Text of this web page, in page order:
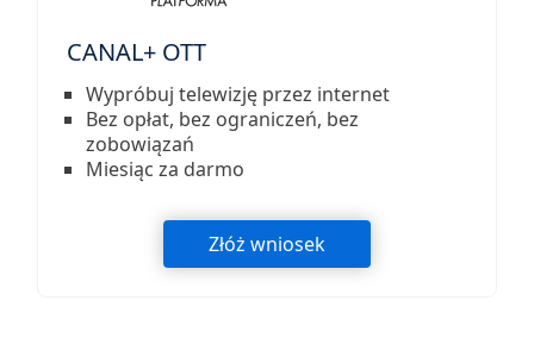
CANAL+ OTT
Wypróbuj telewizję przez internet
Bez opłat, bez ograniczeń, bez
zobowiązań
Miesiąc za darmo
Złóż wniosek